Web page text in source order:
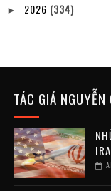
► 2026 (334)
TÁC GIẢ NGUYỄN